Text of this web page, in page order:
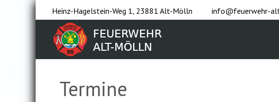
Heinz-Hagelstein-Weg 1, 23881 Alt-Mölln info@feuerwehr-
Termine